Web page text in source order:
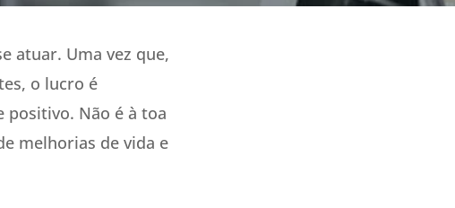
atuar. Uma vez que,
o lucro é
Não é à toa
melhorias de vida e